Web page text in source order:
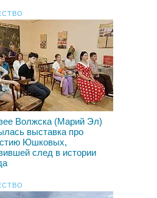
Волжска (Марий Эл)
выставка про
Юшковых,
след в истории